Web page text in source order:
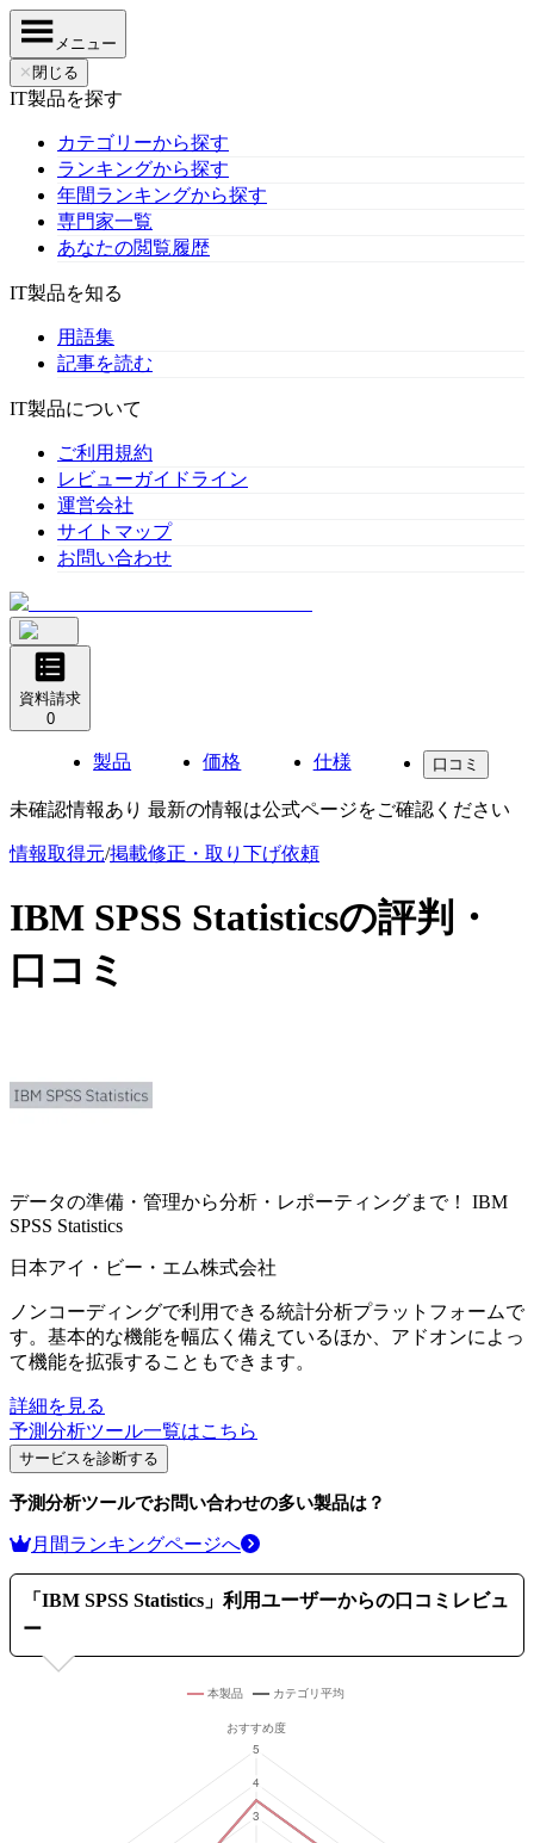
メニュー
✕ 閉じる
IT製品を探す
カテゴリーから探す
ランキングから探す
年間ランキングから探す
専門家一覧
あなたの閲覧履歴
IT製品を知る
用語集
記事を読む
IT製品について
ご利用規約
レビューガイドライン
運営会社
サイトマップ
お問い合わせ
資料請求
0
製品 価格 仕様 口コミ
未確認情報あり 最新の情報は公式ページをご確認ください
情報取得元/掲載修正・取り下げ依頼
IBM SPSS Statisticsの評判・
口コミ
データの準備・管理から分析・レポーティングまで！
IBM
SPSS Statistics
日本アイ・ビー・エム株式会社
ノンコーディングで利用できる統計分析プラットフォームで
す。基本的な機能を幅広く備えているほか、アドオンによっ
て機能を拡張することもできます。
詳細を見る
予測分析ツール一覧はこちら
サービスを診断する
予測分析ツールでお問い合わせの多い製品は？
月間ランキングページへ
「 IBM SPSS Statistics 」利用ユーザーからの口コミレビュ
ー